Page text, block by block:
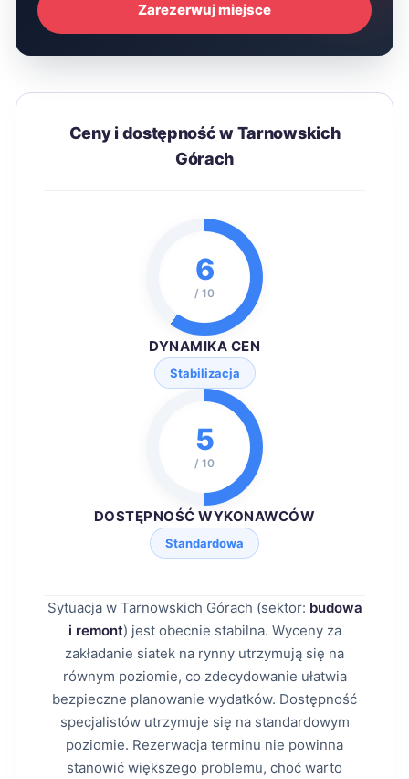
Zarezerwuj miejsce
Ceny i dostępność w Tarnowskich
Górach
6
/ 10
DYNAMIKA CEN
Stabilizacja
5
/ 10
DOSTĘPNOŚĆ WYKONAWCÓW
Standardowa
Sytuacja w Tarnowskich Górach (sektor: budowa
i remont) jest obecnie stabilna. Wyceny za
zakładanie siatek na rynny utrzymują się na
równym poziomie, co zdecydowanie ułatwia
bezpieczne planowanie wydatków. Dostępność
specjalistów utrzymuje się na standardowym
poziomie. Rezerwacja terminu nie powinna
stanowić większego problemu, choć warto